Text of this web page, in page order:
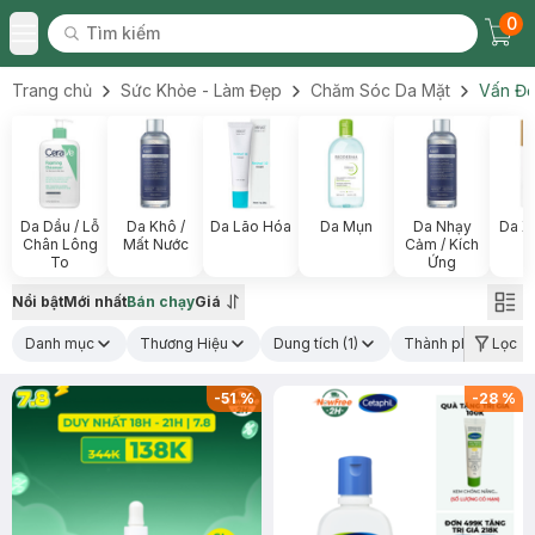
Toggle Menu
Tìm kiếm
Tìm kiếm
0
Trang chủ Sức Khỏe - Làm Đẹp Chăm Sóc Da Mặt Vấn
Da Dầu / Lỗ
Chân Lông
To
Da Khô /
Mất Nước
Da Lão Hóa Da Mụn
Da Nhạy
Cảm / Kích
Ứng
Da
Nổi bậtMới nhấtBán chạyGiá
Danh mục Thương Hiệu Dung tích (1) Thành phần nổi bật
Lọc
-51% -28 %